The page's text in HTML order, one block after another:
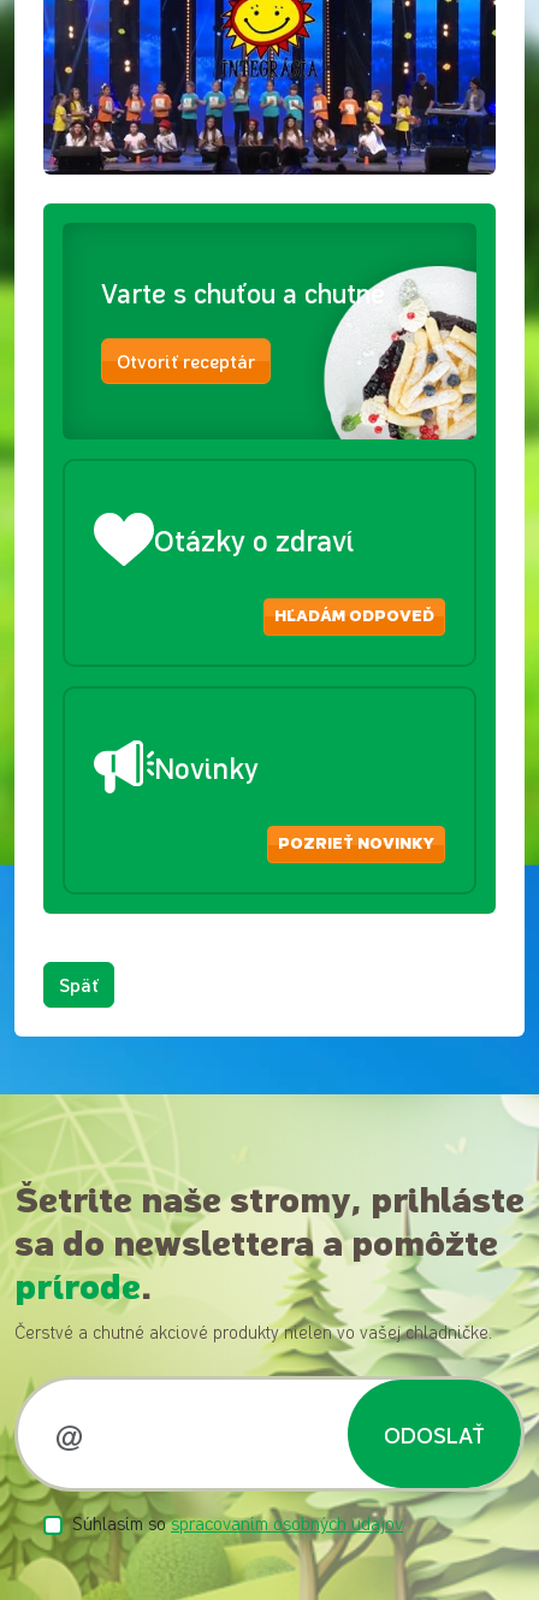
Varte s chuťou a chutne
Otvoriť receptár
Otázky o zdraví
HĽADÁM ODPOVEĎ
Novinky
POZRIEŤ NOVINKY
Späť
Šetrite naše stromy, prihláste
sa do newslettera a pomôžte
prírode.
Čerstvé a chutné akciové produkty nielen vo vašej chladničke.
ODOSLAŤ
Súhlasím sospracovaním osobných údajov